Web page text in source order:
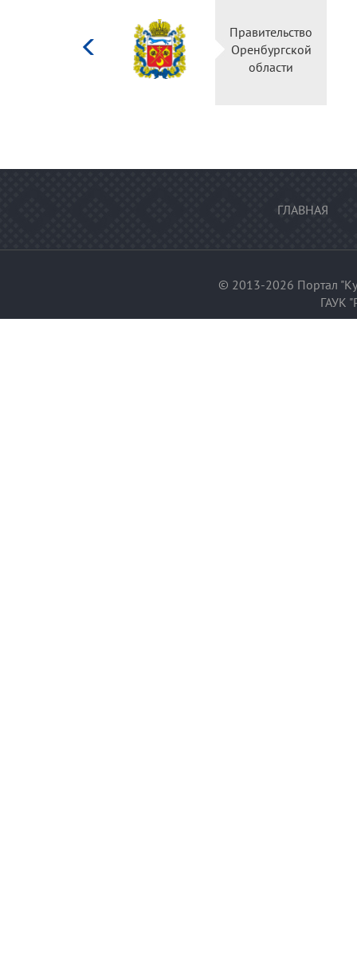
культуры
Российской
Правительство
Оренбургской
области
ГЛАВНАЯ
© 2013-2026 Портал
ГАУК